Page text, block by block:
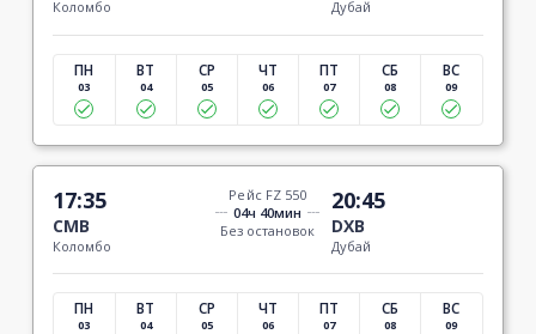
Коломбо Дубай
ПН
03
ВТ
04
СР
05
ЧТ
06
ПТ
07
СБ
08
ВС
09
17:35
CMB
Коломбо
Рейс FZ 550
04ч 40мин
Без остановок
20:45
DXB
Дубай
ПН
03
ВТ
04
СР
05
ЧТ
06
ПТ
07
СБ
08
ВС
09